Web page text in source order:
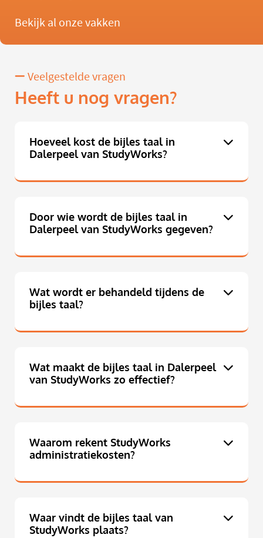
Bekijk al onze vakken
Veelgestelde vragen
Heeft u nog vragen?
Hoeveel kost de bijles taal in
Dalerpeel van StudyWorks?
Door wie wordt de bijles taal in
Dalerpeel van StudyWorks gegeven?
Wat wordt er behandeld tijdens de
bijles taal?
Wat maakt de bijles taal in Dalerpeel
van StudyWorks zo effectief?
Waarom rekent StudyWorks
administratiekosten?
Waar vindt de bijles taal van
StudyWorks plaats?